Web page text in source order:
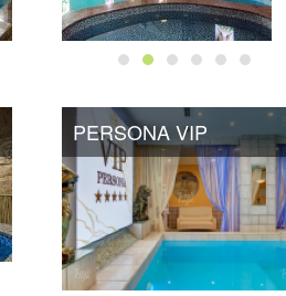
PERSONA VIP
PERSONA VIP